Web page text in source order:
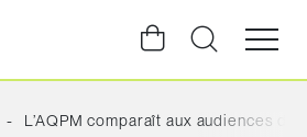
Ouvrir
la
du
L’AQPM comparaît aux audiences